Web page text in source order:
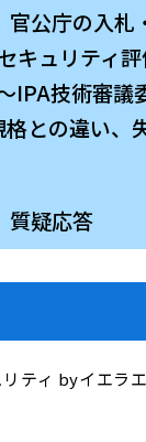
公庁の入札
キュリティ
IPA技術審議
との違い、
疑応答
ティ byイエラ